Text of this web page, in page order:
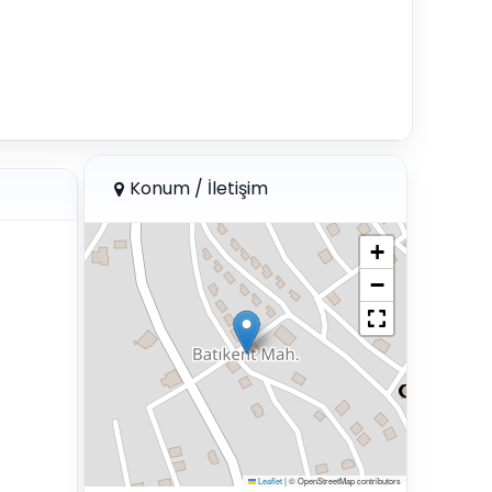
Konum / İletişim
+
−
Leaflet|© OpenStreetMap contributors